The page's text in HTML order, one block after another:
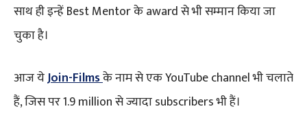
साथ ही इन्हें Best Mentor के award से भी सम्मान किया जा
चुका है।
आज येJoin-Filmsके नाम से एक YouTube channel भी चलाते
हैं, जिस पर 1.9 million से ज्यादा subscribers भी हैं।